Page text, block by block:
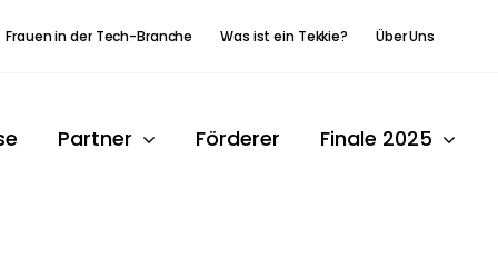
Frauen in der Tech-Branche Was ist ein Tekkie? Über Uns
Partner Förderer Finale 2025